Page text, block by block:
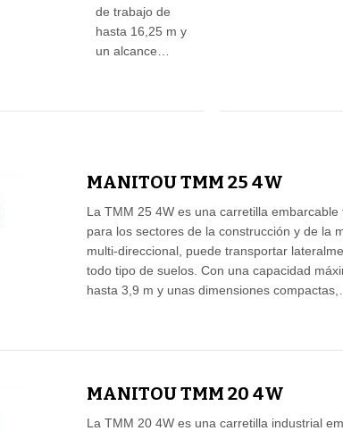
de trabajo de
hasta 16,25 m y
un alcance…
MANITOU TMM 25 4W
La TMM 25 4W es una carretilla
para los sectores de la construcción y de la
multi-direccional, puede transportar
todo tipo de suelos. Con una capacidad
hasta 3,9 m y unas dimensiones compactas,…
MANITOU TMM 20 4W
La TMM 20 4W es una carretilla industrial